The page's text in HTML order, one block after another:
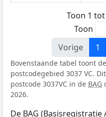
Toon 1
Toon
Vorige
1
Bovenstaande tabel toont
postcodegebied 3037 VC.
postcode 3037VC in de BAG
2026.
De BAG